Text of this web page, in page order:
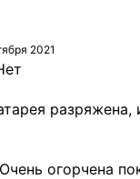
2021
Очень огорчена